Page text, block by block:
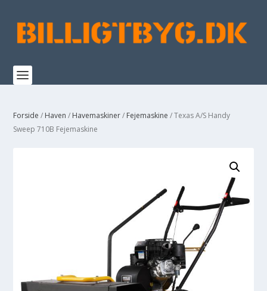
Forside / Haven / Havemaskiner/ Fejemaskine / Texas A/S Handy
Sweep 710B Fejemaskine